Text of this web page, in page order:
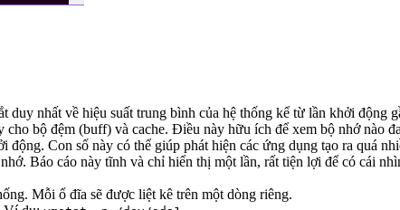
duy nhất về hiệu suất trung bình của hệ thống kể từ lần khởi động
bộ đệm (buff) và cache. Điều này hữu ích để xem bộ nhớ nào
Con số này có thể giúp phát hiện các ứng dụng tạo ra quá
Báo cáo này tĩnh và chỉ hiển thị một lần, rất tiện lợi để có cái
Mỗi ổ đĩa sẽ được liệt kê trên một dòng riêng.